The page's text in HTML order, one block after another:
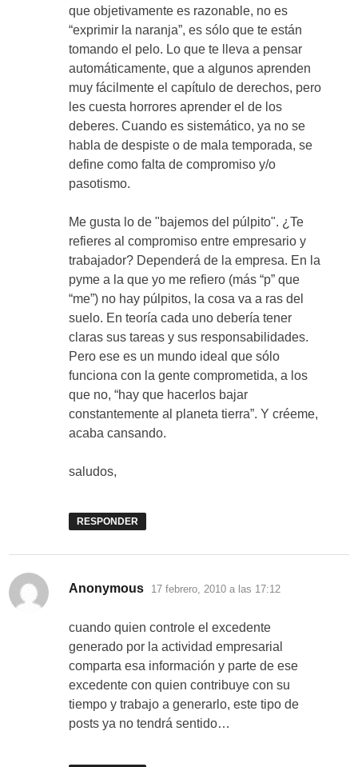
que objetivamente es razonable, no es
“exprimir la naranja”, es sólo que te están
tomando el pelo. Lo que te lleva a pensar
automáticamente, que a algunos aprenden
muy fácilmente el capítulo de derechos, pero
les cuesta horrores aprender el de los
deberes. Cuando es sistemático, ya no se
habla de despiste o de mala temporada, se
define como falta de compromiso y/o
pasotismo.
Me gusta lo de "bajemos del púlpito". ¿Te
refieres al compromiso entre empresario y
trabajador? Dependerá de la empresa. En la
pyme a la que yo me refiero (más “p” que
“me”) no hay púlpitos, la cosa va a ras del
suelo. En teoría cada uno debería tener
claras sus tareas y sus responsabilidades.
Pero ese es un mundo ideal que sólo
funciona con la gente comprometida, a los
que no, “hay que hacerlos bajar
constantemente al planeta tierra”. Y créeme,
acaba cansando.
saludos,
RESPONDER
Anonymous dice:
17 febrero, 2010 a las 17:12
cuando quien controle el excedente
generado por la actividad empresarial
comparta esa información y parte de ese
excedente con quien contribuye con su
tiempo y trabajo a generarlo, este tipo de
posts ya no tendrá sentido…